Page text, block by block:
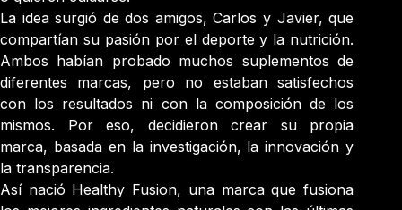
La idea surgió de dos amigos, Carlos y Javier, que
compartían su pasión por el deporte y la nutrición.
Ambos habían probado muchos suplementos de
diferentes marcas, pero no estaban satisfechos
con los resultados ni con la composición de los
mismos. Por eso, decidieron crear su propia
marca, basada en la investigación, la innovación y
la transparencia.
Así nació Healthy Fusion, una marca que fusiona